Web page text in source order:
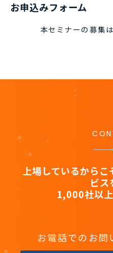
お申込みフォーム
本セミナーの募集
上場しているから
ビス
1,000社以
お電話でのお問